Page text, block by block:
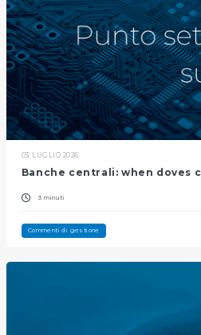
03 LUGLIO 2026
Banche centrali: when doves
3 minuti
Commenti di gestione